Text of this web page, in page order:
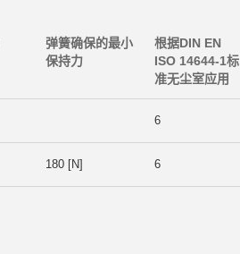
弹簧确保的最小
保持力
根据DIN EN
ISO 14644-1标
准无尘室应用
6
180 [N] 6